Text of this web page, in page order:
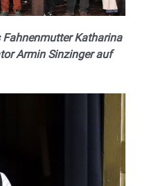
Katharina
Armin Sinzinger auf